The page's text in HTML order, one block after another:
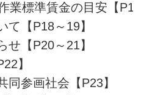
標準賃金の目安【P17
て【P18～19】
せ【P20～21】
】
参画社会【P23】